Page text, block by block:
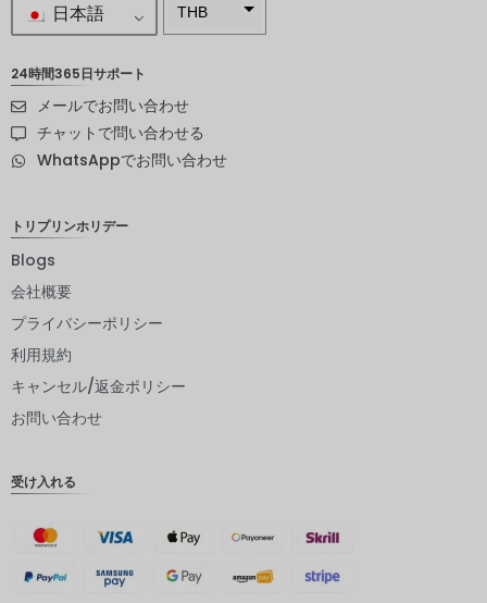
日本語 THB
スウェー
デンクロ
ーナ
ピー
ククロー
24時間365日サポート
メールでお問い合わせ
チャットで問い合わせる
WhatsAppでお問い合わせ
トリプリンホリデー
Blogs
会社概要
プライバシーポリシー
利用規約
キャンセル/返金ポリシー
お問い合わせ
受け入れる